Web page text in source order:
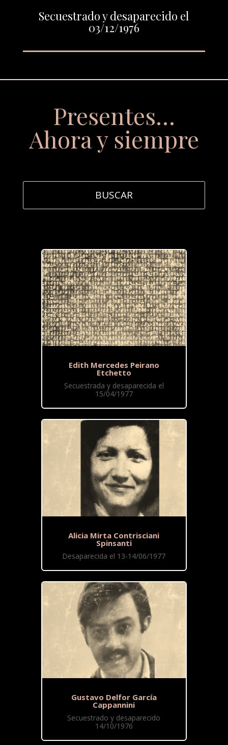
Secuestrado y desaparecido el
03/12/1976
Presentes…
Ahora y siempre
Edith Mercedes Peirano
Etchetto
Secuestrada y desaparecida el
15/04/1977
Alicia Mirta Contrisciani
Spinsanti
Desaparecida el 13-14/06/1977
Gustavo Delfor García
Cappannini
Secuestrado y desaparecido
14/10/1976